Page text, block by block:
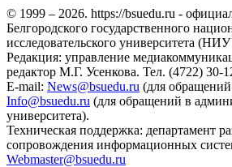
© 1999 – 2026. https://bsuedu.ru -
Белгородского государственного
исследовательского университета
Редакция: управление
редактор М.Г. Усенкова. Тел. (4722) 30-
E-mail: News@bsuedu.ru (для
Info@bsuedu.ru (для обращений в
университета).
Техническая поддержка: департамент
сопровождения информационных
Webmaster@bsuedu.ru